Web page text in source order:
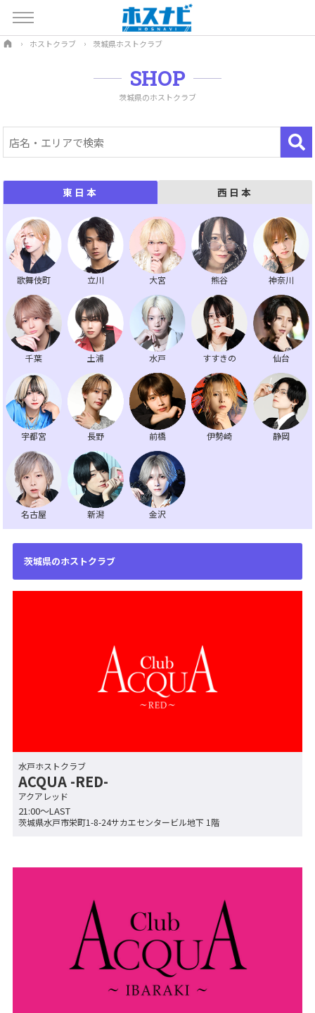
ホストクラブ 茨城県ホストクラブ
SHOP
茨城県のホストクラブ
東日本 西日本
歌舞伎町 立川 大宮 熊谷 神奈川
千葉 土浦 水戸 すすきの 仙台
宇都宮 長野 前橋 伊勢崎 静岡
名古屋 新潟 金沢
茨城県のホストクラブ
水戸ホストクラブ
ACQUA -RED-
アクアレッド
21:00～LAST
茨城県水戸市栄町1-8-24サカエセンタービル地下 1階